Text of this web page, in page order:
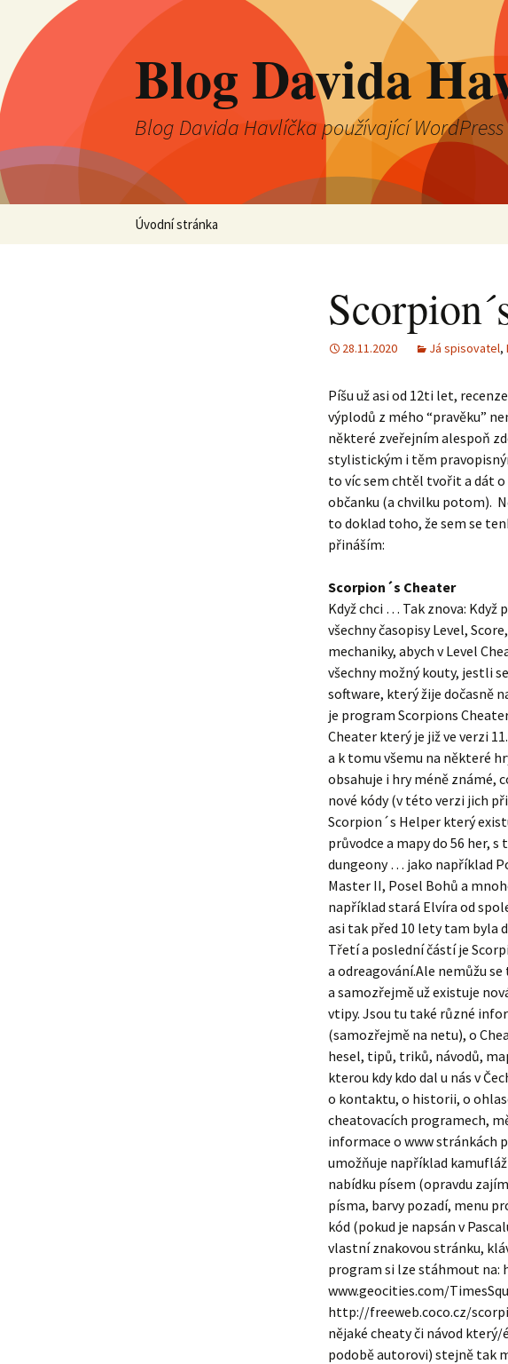
Blog Davida
Blog Davida Havlíčka používající WordPress
Přejít
Úvodní stránka
28.11.2020 Já spisovatel,
Píšu už asi od 12ti let,
výplodů z mého “pravěku”
některé zveřejním alespoň
stylistickým i těm
to víc sem chtěl tvořit a dát
občanku (a chvilku potom).
to doklad toho, že sem se
přináším:
Scorpion´s Cheater
Když chci … Tak znova:
všechny časopisy Level,
mechaniky, abych v Level
všechny možný kouty, jestli
software, který žije dočasně
je program Scorpions
Cheater který je již ve verzi
a k tomu všemu na některé
obsahuje i hry méně známé,
nové kódy (v této verzi jich
Scorpion´s Helper který
průvodce a mapy do 56 her,
dungeony … jako například
Master II, Posel Bohů a
například stará Elvíra od
asi tak před 10 lety tam byla
Třetí a poslední částí je
a odreagování.Ale nemůžu
a samozřejmě už existuje
vtipy. Jsou tu také různé
(samozřejmě na netu), o
hesel, tipů, triků, návodů,
kterou kdy kdo dal u nás v
o kontaktu, o historii, o
cheatovacích programech,
informace o www stránkách
umožňuje například
nabídku písem (opravdu
písma, barvy pozadí, menu
kód (pokud je napsán v
vlastní znakovou stránku,
program si lze stáhmout
www.geocities.com/
http://freeweb.coco.cz/
nějaké cheaty či návod
podobě autorovi) stejně tak